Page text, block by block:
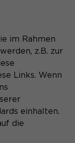
im Rahmen
z.B. zur
Links. Wenn
einhalten.
die